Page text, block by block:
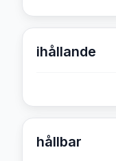
ihållande
hållbar